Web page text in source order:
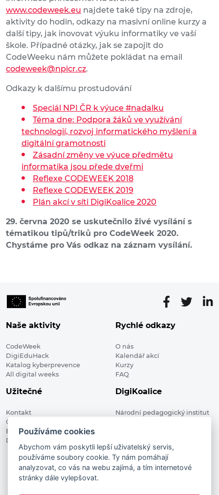
www.codeweek.eu najdete také tipy na zdroje,
aktivity do hodin, odkazy na masivní online kurzy a
další tipy, jak inovovat výuku informatiky ve vaší
škole. Případné otázky, jak se zapojit do
CodeWeeku nám můžete pokládat na email
codeweek@npicr.cz.
Odkazy k dalšímu prostudování
Speciál NPI ČR k výuce #nadalku
Téma dne: Podpora žáků ve využívání
technologií, rozvoj informatického myšlení a
digitální gramotnosti
Zásadní změny ve výuce předmětu
informatika jsou přede dveřmi
Reflexe CODEWEEK 2018
Reflexe CODEWEEK 2019
Plán akcí v síti DigiKoalice 2020
29. června 2020 se uskutečnilo živé vysílání s
tématikou tipů/triků pro CodeWeek 2020.
Chystáme pro Vás odkaz na záznam vysílání.
Naše aktivity
CodeWeek
DigiEduHack
Katalog kyberprevence
All digital weeks
Rychlé odkazy
O nás
Kalendář akcí
Kurzy
FAQ
Užitečné
Kontakt
Členské organizace
Blog
Digitalizace ve vzdělávání
DigiKoalice
Národní pedagogický institut
DigiKoalice 2021. All rights reserved
Vstup do administrace
This project has received funding from the European
Používáme cookies
Abychom vám poskytli lepší uživatelský servis,
používáme soubory cookie. Ty nám pomáhají
analyzovat, co vás na webu zajímá, a tím internetové
stránky dále vylepšovat.